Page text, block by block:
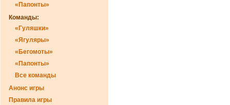
«Папонты»
Команды:
«Гуляшки»
«Ягуляры»
«Бегомоты»
«Папонты»
Все команды
Анонс игры
Правила игры